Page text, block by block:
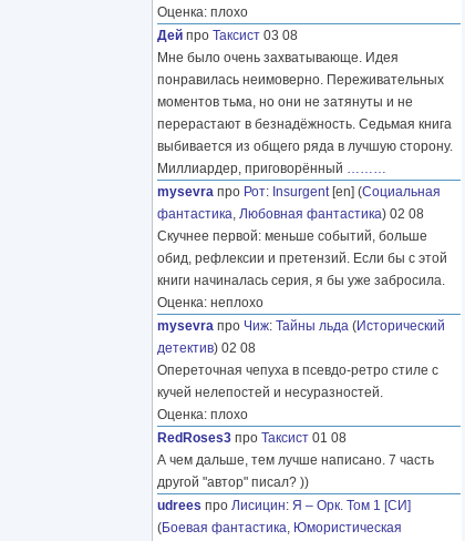
Оценка: плохо
Дей про Таксист 03 08
Мне было очень захватывающе. Идея
понравилась неимоверно. Переживательных
моментов тьма, но они не затянуты и не
перерастают в безнадёжность. Седьмая книга
выбивается из общего ряда в лучшую сторону.
Миллиардер, приговорённый ………
mysevra про Рот: Insurgent[en] (Социальная
фантастика, Любовная фантастика) 02 08
Скучнее первой: меньше событий, больше
обид, рефлексии и претензий. Если бы с этой
книги начиналась серия, я бы уже забросила.
Оценка: неплохо
mysevra про Чиж: Тайны льда (Исторический
детектив) 02 08
Опереточная чепуха в псевдо-ретро стиле с
кучей нелепостей и несуразностей.
Оценка: плохо
RedRoses3 про Таксист 01 08
А чем дальше, тем лучше написано. 7 часть
другой "автор" писал? ))
udrees про Лисицин: Я – Орк. Том 1 [СИ]
(Боевая фантастика, Юмористическая